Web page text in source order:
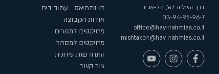
דרך השלום 7א', תל-אביב
03-94-95-96-7
office@hay-nahmias.co.il
mishtaken@hay-nahmias.co.il
חי נחמיאס - עמוד בית
אודות הקבוצה
פרויקטים למגורים
פרויקטים למסחר
התחדשות עירונית
צור קשר